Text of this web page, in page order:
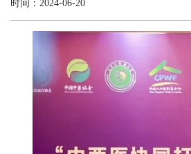
时间：2024-06-20